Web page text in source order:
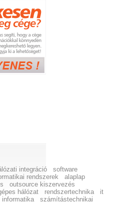
integráció
software
rendszerek
alaplap
outsource kiszervezés
hálózat rendszertechnika
it
informatika
számítástechnikai